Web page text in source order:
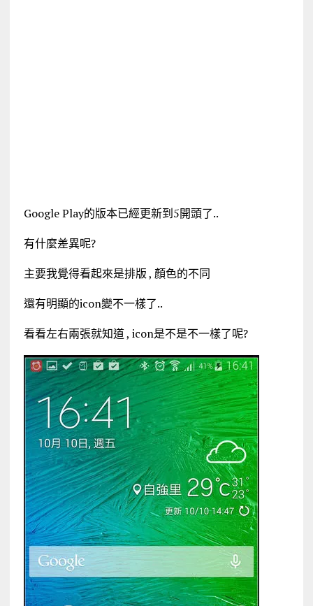
Google Play的版本已經更新到5開頭了..
有什麼差異呢?
主要我覺得看起來是排版 , 顏色的不同
還有明顯的icon變不一樣了..
看看左右兩張就知道 , icon是不是不一樣了呢?